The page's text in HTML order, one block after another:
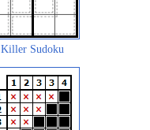
Killer Sudoku